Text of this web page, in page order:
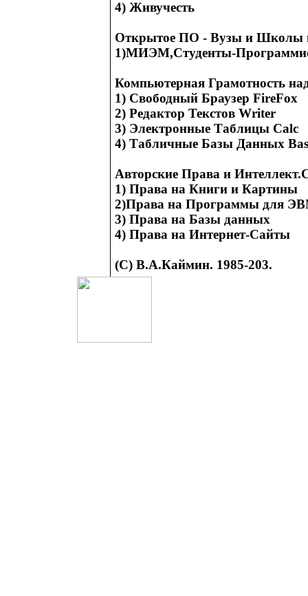
4) Живучесть
Открытое ПО - Вузы и Школы
1)МИЭМ,Студенты-
Компьютерная Грамотность
1) Свободный Браузер FireFox
2) Редактор Текстов Writer
3) Электронные Таблицы Calc
4) Табличные Базы Данных
Авторские Права и
1) Права на Книги и Картины
2)Права на Программы для
3) Права на Базы данных
4) Права на Интернет-Сайты
(С) В.А.Каймин. 1985-203.